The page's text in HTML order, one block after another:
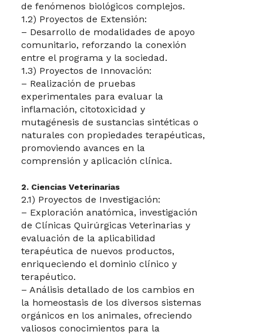
de fenómenos biológicos complejos.
1.2) Proyectos de Extensión:
– Desarrollo de modalidades de apoyo
comunitario, reforzando la conexión
entre el programa y la sociedad.
1.3) Proyectos de Innovación:
– Realización de pruebas
experimentales para evaluar la
inflamación, citotoxicidad y
mutagénesis de sustancias sintéticas o
naturales con propiedades terapéuticas,
promoviendo avances en la
comprensión y aplicación clínica.
2. Ciencias Veterinarias
2.1) Proyectos de Investigación:
– Exploración anatómica, investigación
de Clínicas Quirúrgicas Veterinarias y
evaluación de la aplicabilidad
terapéutica de nuevos productos,
enriqueciendo el dominio clínico y
terapéutico.
– Análisis detallado de los cambios en
la homeostasis de los diversos sistemas
orgánicos en los animales, ofreciendo
valiosos conocimientos para la